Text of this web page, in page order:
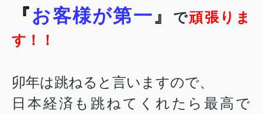
『お客様が第一』 で頑張りま
す！！
卯年は跳ねると言いますので、
日本経済も跳ねてくれたら最高で